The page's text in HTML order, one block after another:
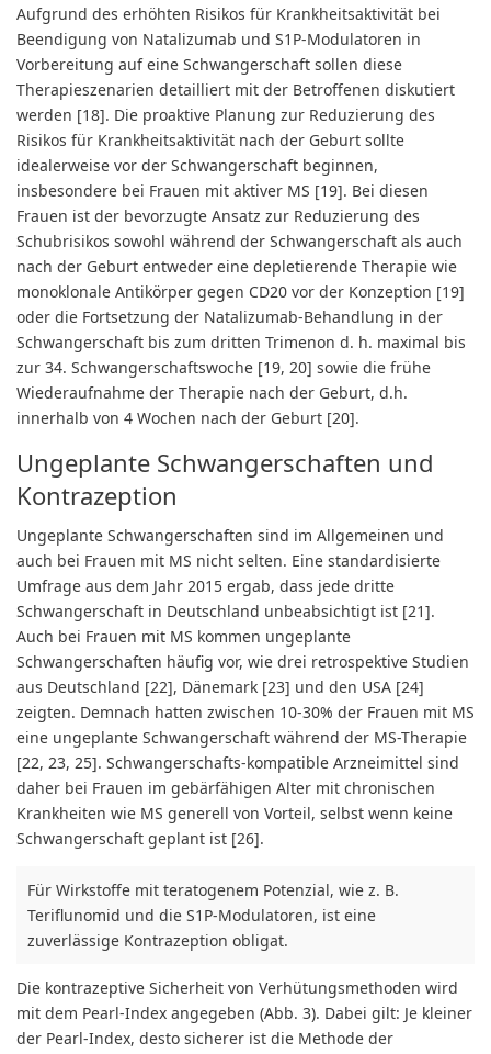
Aufgrund des erhöhten Risikos für Krankheitsaktivität bei
Beendigung von Natalizumab und S1P-Modulatoren in
Vorbereitung auf eine Schwangerschaft sollen diese
Therapieszenarien detailliert mit der Betroffenen diskutiert
werden [18]. Die proaktive Planung zur Reduzierung des
Risikos für Krankheitsaktivität nach der Geburt sollte
idealerweise vor der Schwangerschaft beginnen,
insbesondere bei Frauen mit aktiver MS [19]. Bei diesen
Frauen ist der bevorzugte Ansatz zur Reduzierung des
Schubrisikos sowohl während der Schwangerschaft als auch
nach der Geburt entweder eine depletierende Therapie wie
monoklonale Antikörper gegen CD20 vor der Konzeption [19]
oder die Fortsetzung der Natalizumab-Behandlung in der
Schwangerschaft bis zum dritten Trimenon d. h. maximal bis
zur 34. Schwangerschaftswoche [19, 20] sowie die frühe
Wiederaufnahme der Therapie nach der Geburt, d.h.
innerhalb von 4 Wochen nach der Geburt [20].
Ungeplante Schwangerschaften und
Kontrazeption
Ungeplante Schwangerschaften sind im Allgemeinen und
auch bei Frauen mit MS nicht selten. Eine standardisierte
Umfrage aus dem Jahr 2015 ergab, dass jede dritte
Schwangerschaft in Deutschland unbeabsichtigt ist [21].
Auch bei Frauen mit MS kommen ungeplante
Schwangerschaften häufig vor, wie drei retrospektive Studien
aus Deutschland [22], Dänemark [23] und den USA [24]
zeigten. Demnach hatten zwischen 10-30% der Frauen mit MS
eine ungeplante Schwangerschaft während der MS-Therapie
[22, 23, 25]. Schwangerschafts-kompatible Arzneimittel sind
daher bei Frauen im gebärfähigen Alter mit chronischen
Krankheiten wie MS generell von Vorteil, selbst wenn keine
Schwangerschaft geplant ist [26].
Für Wirkstoffe mit teratogenem Potenzial, wie z. B.
Teriflunomid und die S1P-Modulatoren, ist eine
zuverlässige Kontrazeption obligat.
Die kontrazeptive Sicherheit von Verhütungsmethoden wird
mit dem Pearl-Index angegeben (Abb. 3). Dabei gilt: Je kleiner
der Pearl-Index, desto sicherer ist die Methode der